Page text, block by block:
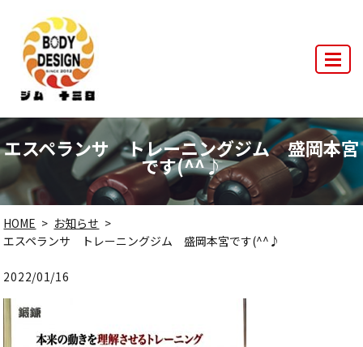
エスペランサ トレーニングジム 盛岡本宮
です(^^♪
HOME
お知らせ
エスペランサ トレーニングジム 盛岡本宮です(^^♪
2022/01/16